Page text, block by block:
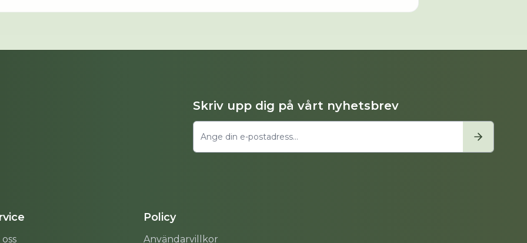
Skriv upp dig på vårt nyhetsbrev
Policy
Användarvillkor